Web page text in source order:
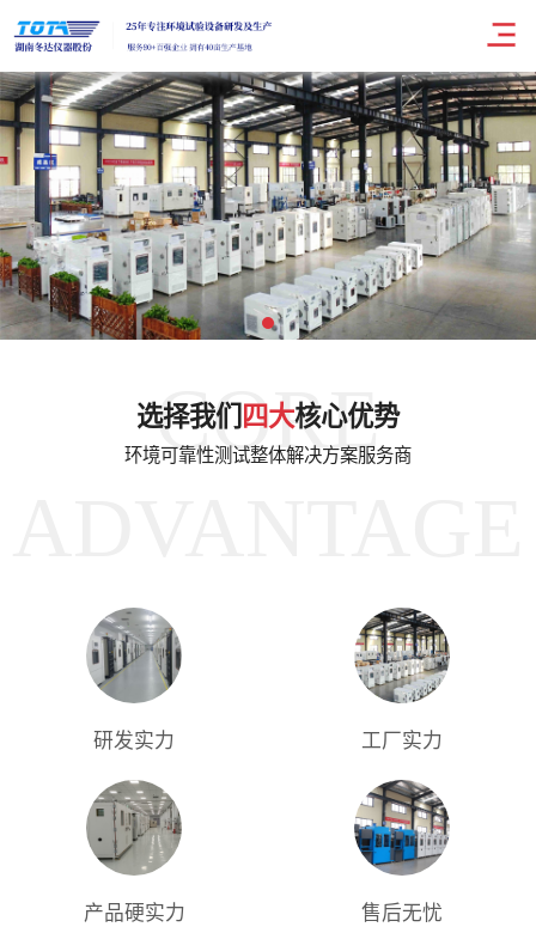
CORE
选择我们 四大核心优势
环境可靠性测试整体解决方案服务商
研发实力 工厂实力
产品硬实力 售后无忧